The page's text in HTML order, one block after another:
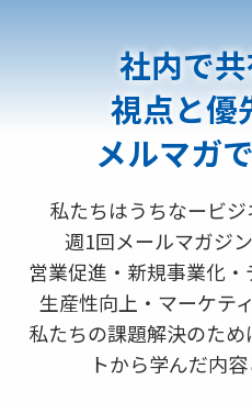
社内で
視点と優
メルマガ
私たちはうちなービジ
週1回メールマガジ
営業促進・新規事業化
生産性向上・マーケテ
私たちの課題解決のた
トから学んだ内容